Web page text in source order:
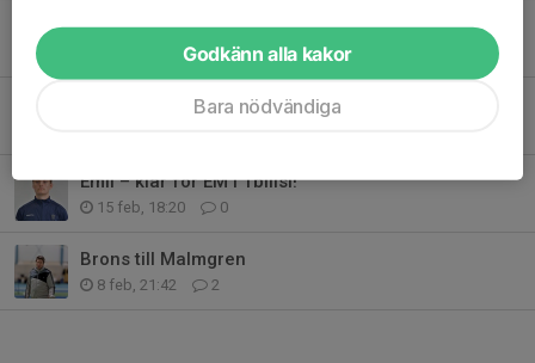
Emils första lagtävling i mästerskap
22 feb, 12:32 0
Rapport från Kadett EM i Tbilisi
Emil – klar för EM i Tbilisi!
15 feb, 18:20 0
Brons till Malmgren
8 feb, 21:42 2
Godkänn alla kakor
Bara nödvändiga